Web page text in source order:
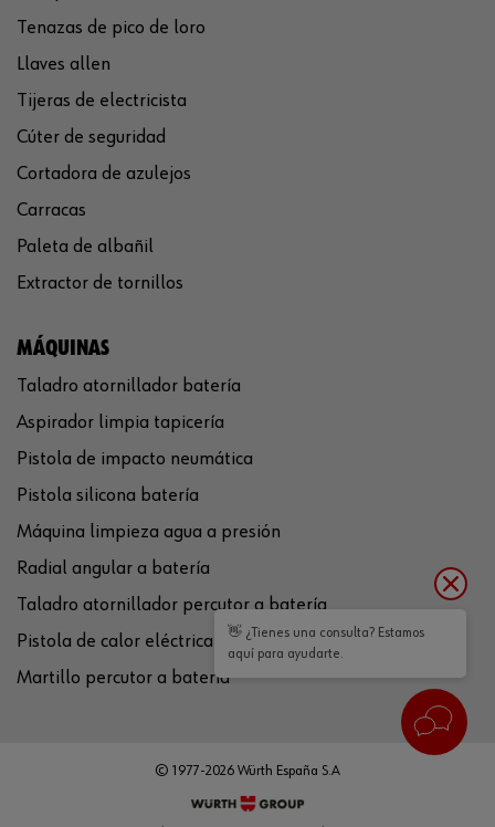
Tenazas de pico de loro
Llaves allen
Tijeras de electricista
Cúter de seguridad
Cortadora de azulejos
Carracas
Paleta de albañil
Extractor de tornillos
MÁQUINAS
Taladro atornillador batería
Aspirador limpia tapicería
Pistola de impacto neumática
Pistola silicona batería
Máquina limpieza agua a presión
Radial angular a batería
Taladro atornillador percutor a batería
Pistola de calor eléctrica
Martillo percutor a batería
© 1977-2026 Würth España S.A
👋 ¿Tienes una consulta? Estamos
aquí para ayudarte.